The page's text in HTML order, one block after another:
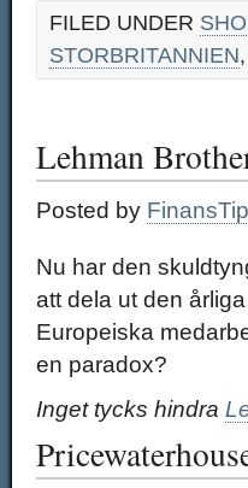
FILED UNDER
STORBRITANNIEN,
Lehman
Posted by
Nu har den
att dela ut den
Europeiska
en paradox?
Inget tycks hindra